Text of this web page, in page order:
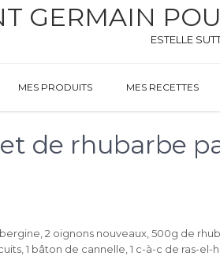
GERMAIN
ESTELLE
MES PRODUITS MES RECETTES
de rhubarbe
2 oignons nouveaux, 500g de
1 bâton de cannelle, 1 c-à-c de ras-el-